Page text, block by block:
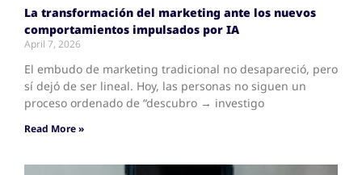
La transformación del marketing ante los nuevos
comportamientos impulsados por IA
April 7, 2026
El embudo de marketing tradicional no desapareció, pero
sí dejó de ser lineal. Hoy, las personas no siguen un
proceso ordenado de “descubro → investigo
Read More »